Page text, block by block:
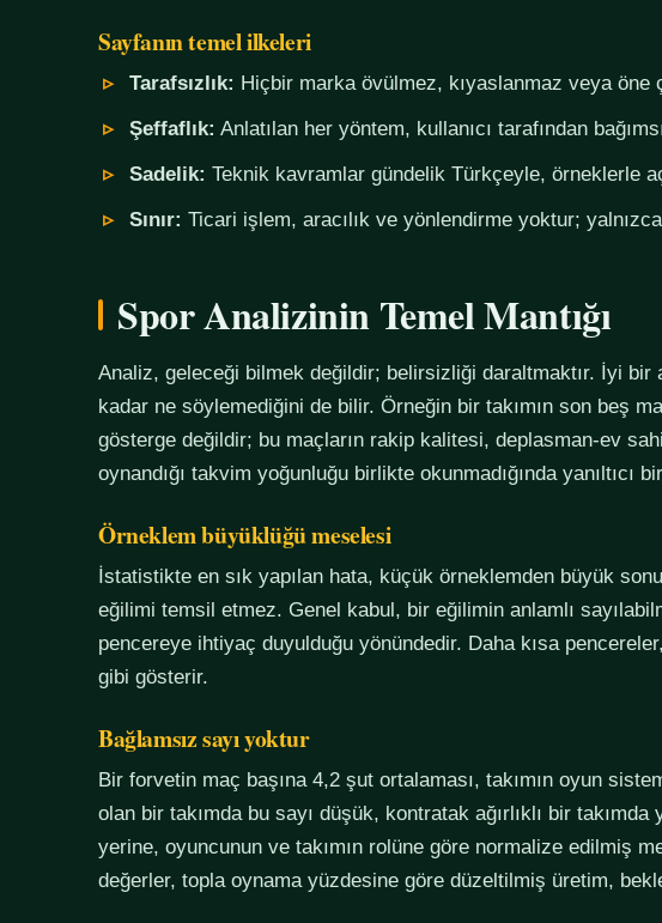
Sayfanın temel ilkeleri
Tarafsızlık: Hiçbir marka övülmez, kıyaslanmaz veya öne
Şeffaflık: Anlatılan her yöntem, kullanıcı tarafından
Sadelik: Teknik kavramlar gündelik Türkçeyle, örneklerle
Sınır: Ticari işlem, aracılık ve yönlendirme yoktur;
Spor Analizinin Temel Mantığı
Analiz, geleceği bilmek değildir; belirsizliği daraltmaktır. İyi
kadar ne söylemediğini de bilir. Örneğin bir takımın son beş
gösterge değildir; bu maçların rakip kalitesi, deplasman-ev
oynandığı takvim yoğunluğu birlikte okunmadığında yanıltıcı
Örneklem büyüklüğü meselesi
İstatistikte en sık yapılan hata, küçük örneklemden büyük
eğilimi temsil etmez. Genel kabul, bir eğilimin anlamlı
pencereye ihtiyaç duyulduğu yönündedir. Daha kısa
gibi gösterir.
Bağlamsız sayı yoktur
Bir forvetin maç başına 4,2 şut ortalaması, takımın oyun
olan bir takımda bu sayı düşük, kontratak ağırlıklı bir
yerine, oyuncunun ve takımın rolüne göre normalize edilmiş
değerler, topla oynama yüzdesine göre düzeltilmiş üretim,